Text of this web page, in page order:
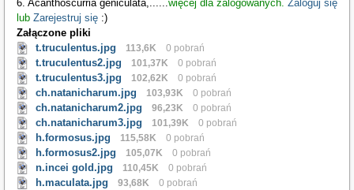
6. Acanthoscurria geniculata, więcej dla zalogowanych. Zaloguj się
lub Zarejestruj się :)
Załączone pliki
t.truculentus.jpg
113,6K 0 pobrań
t.truculentus2.jpg 101,37K 0 pobrań
t.truculentus3.jpg 102,62K 0 pobrań
ch.natanicharum.jpg 103,93K 0 pobrań
ch.natanicharum2.jpg 96,23K 0 pobrań
ch.natanicharum3.jpg 101,39K 0 pobrań
h.formosus.jpg 115,58K 0 pobrań
h.formosus2.jpg 105,07K 0 pobrań
n.incei gold.jpg 110,45K 0 pobrań
h.maculata.jpg 93,68K 0 pobrań